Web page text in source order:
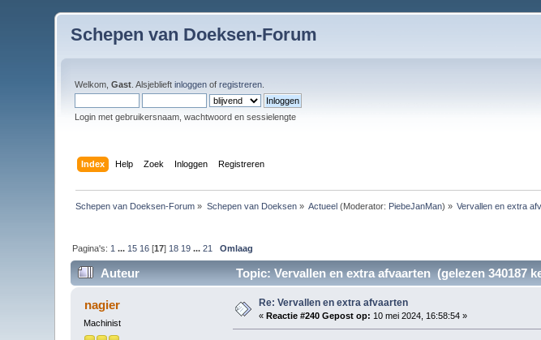
Schepen van Doeksen-Forum
Welkom,Gast . Alsjeblieftinloggen ofregistreren
Login met gebruikersnaam, wachtwoord en sessielengte
Index Help Zoek Inloggen Registreren
Schepen van Doeksen-Forum » Schepen van Doeksen» Actueel (Moderator: PiebeJanMan) » Vervallen en extra
Pagina's: 1 ... 15 16 [17] 18 19 ...21 Omlaag
Auteur Topic: Vervallen en extra afvaarten (gelezen 340187
nagier
Machinist
Re: Vervallen en extra afvaarten
« Reactie #240 Gepost op: 10 mei 2024, 16:58:54 »